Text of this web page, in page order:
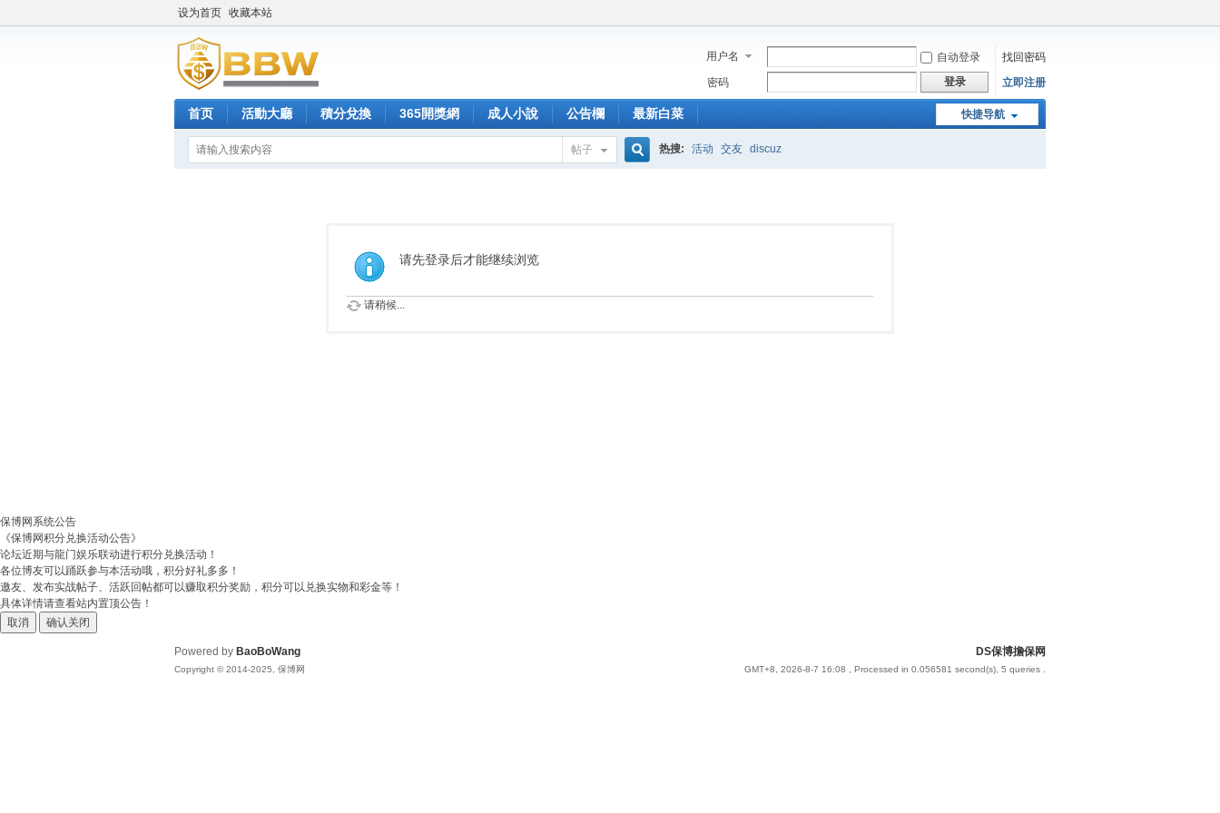
设为首页 收藏本站
用户名 自动登录
找回密码
密码
登录 立即注册
快捷导航
首页 活動大廳 積分兌換 365開獎網 成人小說 公告欄 最新白菜
帖子 热搜: 活动 交友 discuz
请先登录后才能继续浏览
请稍候...
保博网系统公告
《保博网积分兑换活动公告》
论坛近期与龍门娱乐联动进行积分兑换活动！
各位博友可以踊跃参与本活动哦，积分好礼多多！
邀友、发布实战帖子、活跃回帖都可以赚取积分奖励，积分可以兑换实物和彩金等！
具体详情请查看站内置顶公告！
取消
确认关闭
DS保博擔保网
GMT+8, 2026-8-7 16:08 , Processed in 0.056581 second(s), 5 queries .
Powered by BaoBoWang
Copyright © 2014-2025, 保博网